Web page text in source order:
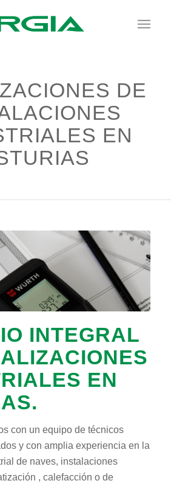
DE
EN
INTEGRAL
EN
con un equipo de técnicos
y con amplia experiencia en la
de naves, instalaciones
, calefacción o de